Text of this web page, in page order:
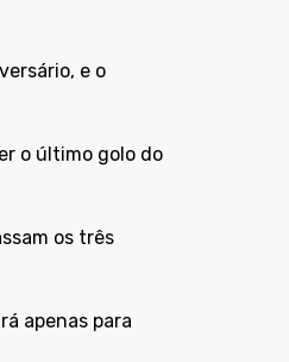
e o
o último golo do
os três
apenas para